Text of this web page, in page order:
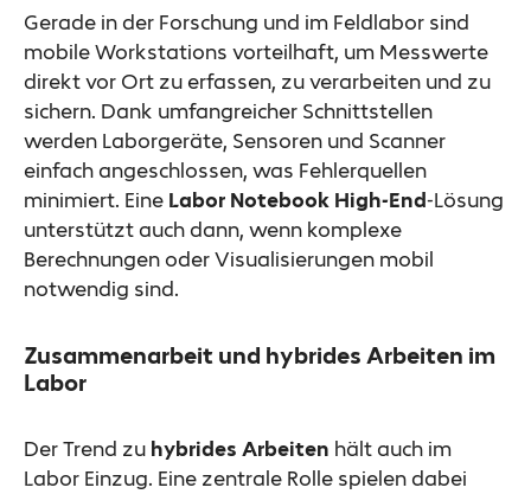
Gerade in der Forschung und im Feldlabor sind
mobile Workstations vorteilhaft, um Messwerte
direkt vor Ort zu erfassen, zu verarbeiten und zu
sichern. Dank umfangreicher Schnittstellen
werden Laborgeräte, Sensoren und Scanner
einfach angeschlossen, was Fehlerquellen
minimiert. Eine Labor Notebook High-End-Lösung
unterstützt auch dann, wenn komplexe
Berechnungen oder Visualisierungen mobil
notwendig sind.
Zusammenarbeit und hybrides Arbeiten im
Labor
Der Trend zu hybrides Arbeiten hält auch im
Labor Einzug. Eine zentrale Rolle spielen dabei